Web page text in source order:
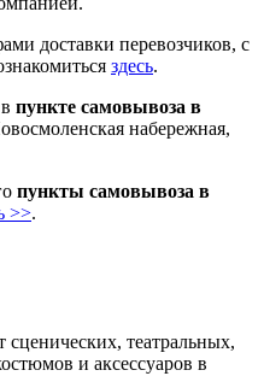
доставки перевозчиков, с
здесь.
пункте самовывоза в
набережная,
пункты самовывоза в
>>.
театральных,
и аксессуаров в